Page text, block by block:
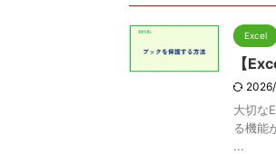
Excel
【
大切な
る機能
...